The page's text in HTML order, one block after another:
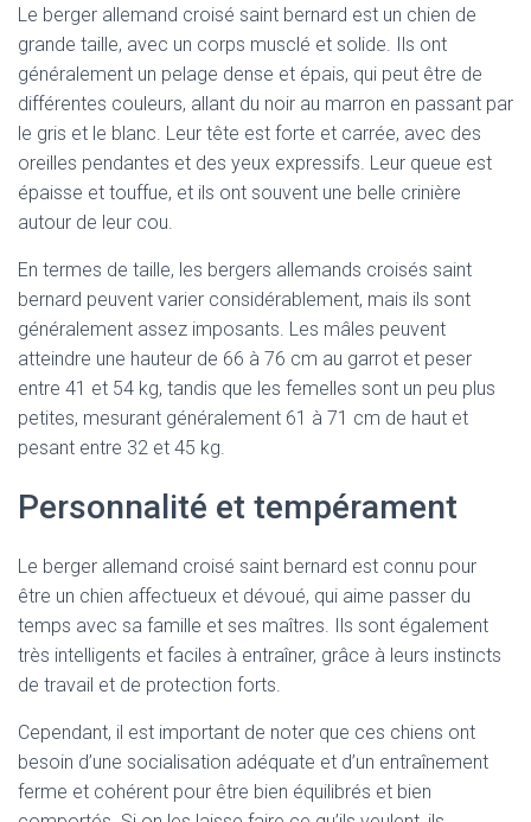
Le berger allemand croisé saint bernard est un chien de
grande taille, avec un corps musclé et solide. Ils ont
généralement un pelage dense et épais, qui peut être de
différentes couleurs, allant du noir au marron en passant par
le gris et le blanc. Leur tête est forte et carrée, avec des
oreilles pendantes et des yeux expressifs. Leur queue est
épaisse et touffue, et ils ont souvent une belle crinière
autour de leur cou.
En termes de taille, les bergers allemands croisés saint
bernard peuvent varier considérablement, mais ils sont
généralement assez imposants. Les mâles peuvent
atteindre une hauteur de 66 à 76 cm au garrot et peser
entre 41 et 54 kg, tandis que les femelles sont un peu plus
petites, mesurant généralement 61 à 71 cm de haut et
pesant entre 32 et 45 kg.
Personnalité et tempérament
Le berger allemand croisé saint bernard est connu pour
être un chien affectueux et dévoué, qui aime passer du
temps avec sa famille et ses maîtres. Ils sont également
très intelligents et faciles à entraîner, grâce à leurs instincts
de travail et de protection forts.
Cependant, il est important de noter que ces chiens ont
besoin d’une socialisation adéquate et d’un entraînement
ferme et cohérent pour être bien équilibrés et bien